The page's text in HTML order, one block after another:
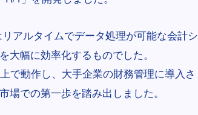
アルタイムでデータ処理が可能な会計シ
大幅に効率化するものでした。
で動作し、大手企業の財務管理に導入さ
での第一歩を踏み出しました。